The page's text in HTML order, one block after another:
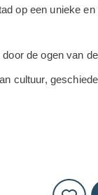
op een unieke
de ogen van
cultuur,